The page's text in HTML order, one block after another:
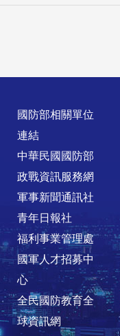
國防部相關單位
連結
中華民國國防部
政戰資訊服務網
軍事新聞通訊社
青年日報社
福利事業管理處
國軍人才招募中
心
全民國防教育全
球資訊網